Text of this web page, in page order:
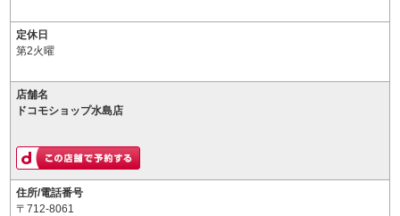
定休日
第2火曜
店舗名
ドコモショップ水島店
住所/電話番号
〒712-8061